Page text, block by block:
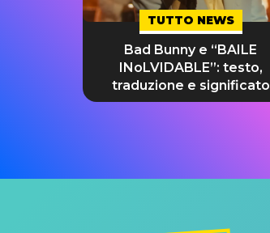
TUTTO NEWS
Bad Bunny e “BAILE
INoLVIDABLE”: testo,
traduzione e significato